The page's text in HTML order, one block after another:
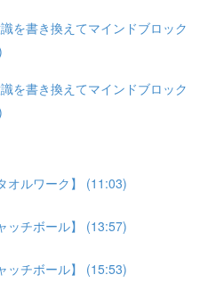
を書き換えてマインドブロック
を書き換えてマインドブロック
オルワーク】 (11:03)
ッチボール】 (13:57)
ッチボール】 (15:53)